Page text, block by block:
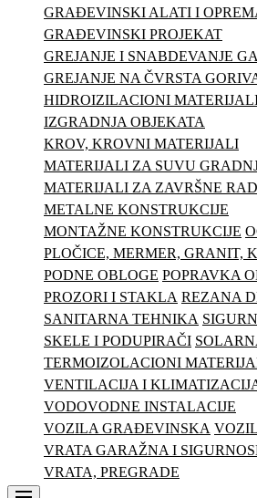
GRAĐEVINSKI ALATI I
GRAĐEVINSKI PROJEKAT
GREJANJE I SNABDEVANJE
GREJANJE NA ČVRSTA
HIDROIZILACIONI
IZGRADNJA OBJEKATA
KROV, KROVNI MATERIJALI
MATERIJALI ZA SUVU
MATERIJALI ZA ZAVRŠNE
METALNE KONSTRUKCIJE
MONTAŽNE KONSTRUKCIJE
PLOČICE, MERMER, GRANIT,
PODNE OBLOGE POPRAVKA
PROZORI I STAKLA REZANA
SANITARNA TEHNIKA
SKELE I PODUPIRAČI
TERMOIZOLACIONI
VENTILACIJA I
VODOVODNE INSTALACIJE
VOZILA GRAĐEVINSKA
VRATA GARAŽNA I
VRATA, PREGRADE